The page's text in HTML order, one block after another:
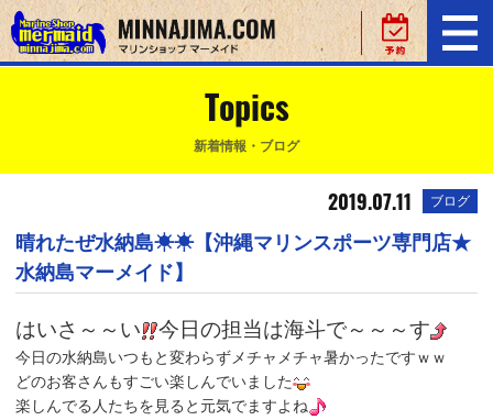
Topics
新着情報・ブログ
2019.07.11 ブログ
晴れたぜ水納島☀☀【沖縄マリンスポーツ専門店★
水納島マーメイド】
はいさ～～い 今日の担当は海斗で～～～す
今日の水納島いつもと変わらずメチャメチャ暑かったですｗｗ
どのお客さんもすごい楽しんでいました
楽しんでる人たちを見ると元気でますよね